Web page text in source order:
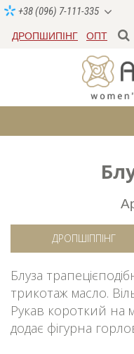
+38 (096) 7-111-335
ДРОПШИПІНГ ОПТ
ДРОПШІППІНГ
Блуза
трикотаж масло.
Рукав короткий на
додає фігурна